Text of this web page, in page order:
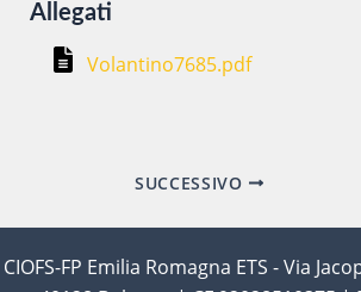
Allegati
Volantino7685.pdf
SUCCESSIVO
CIOFS-FP Emilia Romagna ETS - Via